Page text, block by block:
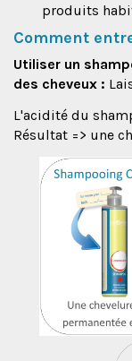
produits
Comment
Utiliser un
des cheveux :
L'acidité du
Résultat => une